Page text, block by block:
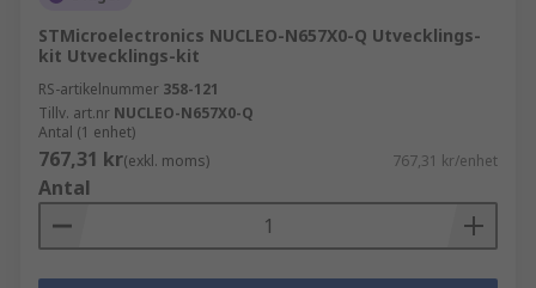
STMicroelectronics NUCLEO-N657X0-Q Utvecklings-
kit Utvecklings-kit
RS-artikelnummer 358-121
Tillv. art.nr NUCLEO-N657X0-Q
Antal (1 enhet)
767,31 kr(exkl. moms) 767,31 kr/enhet
Antal